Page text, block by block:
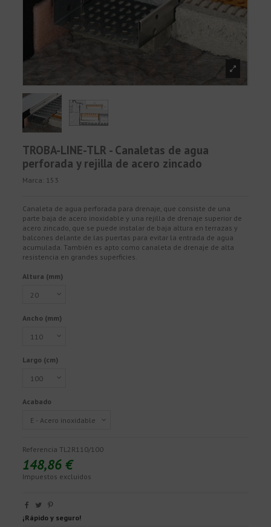
TROBA-LINE-TLR - Canaletas de agua
perforada y rejilla de acero zincado
Marca: 153
Canaleta de agua perforada para drenaje, que consiste de una
parte baja de acero inoxidable y una rejilla de drenaje superior de
acero zincado, que se puede instalar de baja altura en terrazas y
balcones delante de las puertas para evitar la entrada de agua
acumulada. También es apto como canaleta de drenaje de alta
resistencia en grandes superficies.
Altura (mm)
Ancho (mm)
Largo (cm)
Acabado
Referencia TL2R110/100
148,86 €
Impuestos excluidos
¡Rápido y seguro!